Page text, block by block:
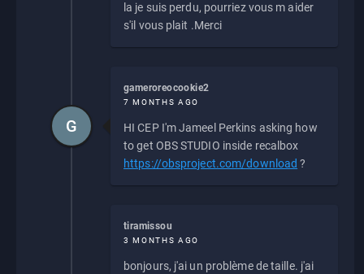
la je suis perdu, pourriez vous m aider
s'il vous plait .Merci
gameroreocookie2
7 MONTHS AGO
HI CEP I'm Jameel Perkins asking how
to get OBS STUDIO inside recalbox
https://obsproject.com/download ?
G
tiramissou
3 MONTHS AGO
bonjours, j'ai un problème de taille. j'ai